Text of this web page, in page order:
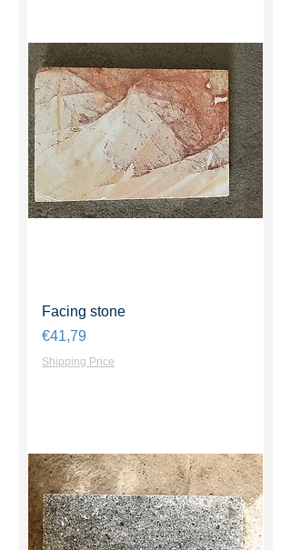
Facing stone
Harga
€41,79
Shipping Price